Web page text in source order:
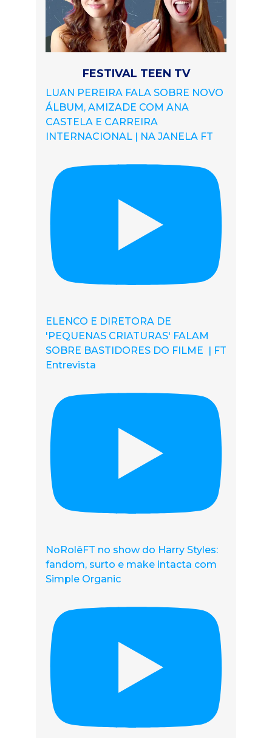
FESTIVAL TEEN TV
LUAN PEREIRA FALA SOBRE NOVO
ÁLBUM, AMIZADE COM ANA
CASTELA E CARREIRA
INTERNACIONAL | NA JANELA FT
ELENCO E DIRETORA DE
'PEQUENAS CRIATURAS' FALAM
SOBRE BASTIDORES DO FILME | FT
Entrevista
NoRolêFT no show do Harry Styles:
fandom, surto e make intacta com
Simple Organic